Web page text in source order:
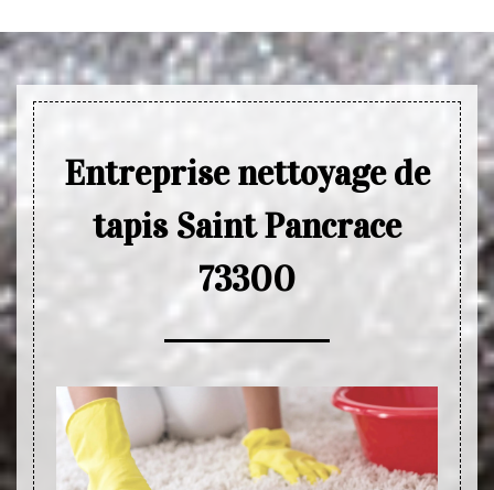
Entreprise nettoyage de
tapis Saint Pancrace
73300